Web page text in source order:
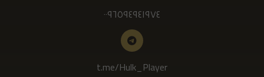
٠٠٩٦٥٩٤٩٤١٩٧٤
t.me/Hulk_Player